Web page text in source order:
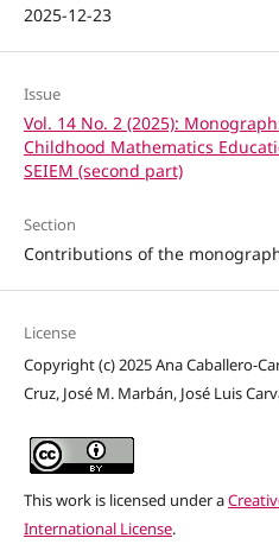
2025-12-23
Issue
Vol. 14 No. 2 (2025):
Childhood Mathematics
SEIEM (second part)
Section
Contributions of the
License
Copyright (c) 2025 Ana Caballero-
Cruz, José M. Marbán, José Luis
This work is licensed under a
International License.